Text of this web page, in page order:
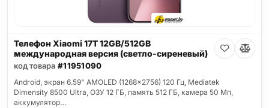
Телефон Xiaomi 17T 12GB/512GB
международная версия (светло-сиреневый)
код товара #11951090
Android, экран 6.59" AMOLED (1268x2756) 120 Гц, Mediatek
Dimensity 8500 Ultra, ОЗУ 12 ГБ, память 512 ГБ, камера 50 Мп,
аккумулятор…